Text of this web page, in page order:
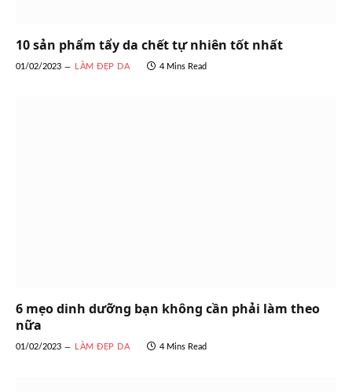
10 sản phẩm tẩy da chết tự nhiên tốt nhất
01/02/2023 LÀM ĐẸP DA 4 Mins Read
6 mẹo dinh dưỡng bạn không cần phải làm theo
nữa
01/02/2023 LÀM ĐẸP DA 4 Mins Read